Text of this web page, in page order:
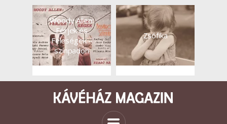
Woody Allen:
Férjek és
Feleségek –
színpadon
Zsófika